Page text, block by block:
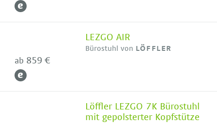
LEZGO AIR
Bürostuhl von LÖFFLER
ab 859 €
Löffler LEZGO 7K Bürostuhl
mit gepolsterter Kopfstütze